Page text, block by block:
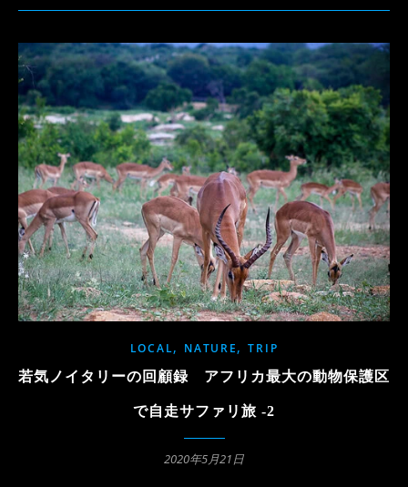
LOCAL, NATURE,TRIP
若気ノイタリーの回顧録 アフリカ最大の動物保護区
で自走サファリ旅 -2
2020年5月21日